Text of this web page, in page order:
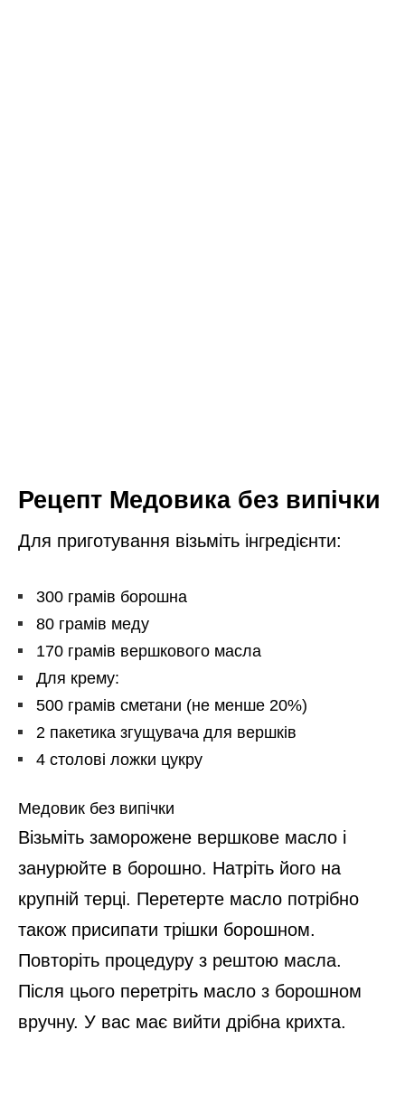
Рецепт Медовика без випічки
Для приготування візьміть інгредієнти:
300 грамів борошна
80 грамів меду
170 грамів вершкового масла
Для крему:
500 грамів сметани (не менше 20%)
2 пакетика згущувача для вершків
4 столові ложки цукру
Медовик без випічки
Візьміть заморожене вершкове масло і
занурюйте в борошно. Натріть його на
крупній терці. Перетерте масло потрібно
також присипати трішки борошном.
Повторіть процедуру з рештою масла.
Після цього перетріть масло з борошном
вручну. У вас має вийти дрібна крихта.